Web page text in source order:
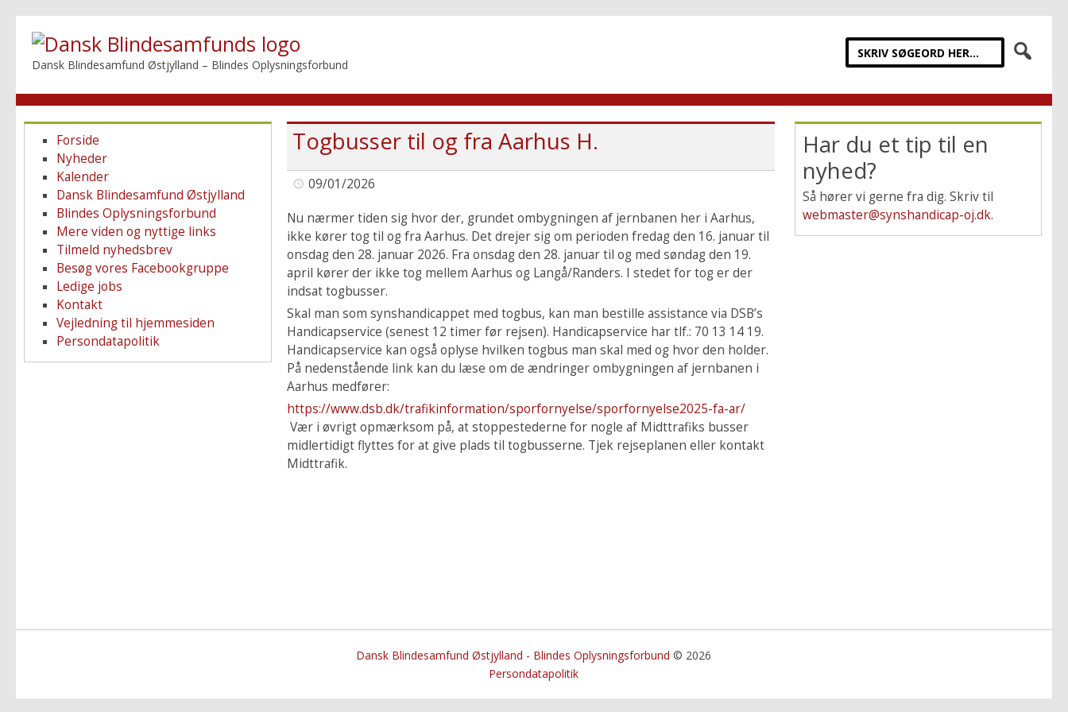
Dansk Blindesamfund Østjylland – Blindes Oplysningsforbund
Togbusser til og fra Aarhus H.
09/01/2026
Nu nærmer tiden sig hvor der, grundet ombygningen af jernbanen her i Aarhus,
ikke kører tog til og fra Aarhus. Det drejer sig om perioden fredag den 16. januar til
onsdag den 28. januar 2026. Fra onsdag den 28. januar til og med søndag den 19.
april kører der ikke tog mellem Aarhus og Langå/Randers. I stedet for tog er der
indsat togbusser.
Skal man som synshandicappet med togbus, kan man bestille assistance via DSB’s
Handicapservice (senest 12 timer før rejsen). Handicapservice har tlf.: 70 13 14 19.
Handicapservice kan også oplyse hvilken togbus man skal med og hvor den holder.
På nedenstående link kan du læse om de ændringer ombygningen af jernbanen i
Aarhus medfører:
https://www.dsb.dk/trafikinformation/sporfornyelse/sporfornyelse2025-fa-ar/
Vær i øvrigt opmærksom på, at stoppestederne for nogle af Midttrafiks busser
midlertidigt flyttes for at give plads til togbusserne. Tjek rejseplanen eller kontakt
Midttrafik.
Forside
Nyheder
Kalender
Dansk Blindesamfund Østjylland
Blindes Oplysningsforbund
Mere viden og nyttige links
Tilmeld nyhedsbrev
Besøg vores Facebookgruppe
Ledige jobs
Kontakt
Vejledning til hjemmesiden
Persondatapolitik
Har du et tip til en
nyhed?
Så hører vi gerne fra dig. Skriv til
webmaster@synshandicap-oj.dk.
Dansk Blindesamfund Østjylland - Blindes Oplysningsforbund © 2026
Persondatapolitik